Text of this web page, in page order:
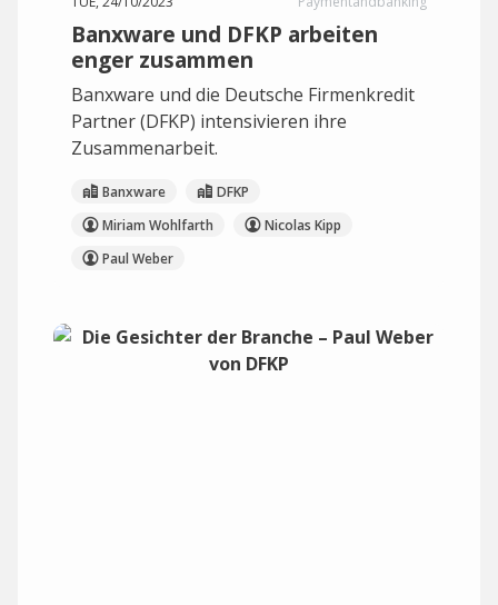
Banxware und DFKP arbeiten
enger zusammen
Banxware und die Deutsche Firmenkredit
Partner (DFKP) intensivieren ihre
Zusammenarbeit.
Banxware
DFKP
Miriam Wohlfarth
Nicolas Kipp
Paul Weber